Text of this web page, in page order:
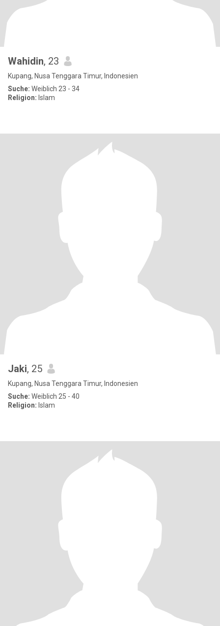
Wahidin, 23
Kupang, Nusa Tenggara Timur, Indonesien
Suche: Weiblich 23 - 34
Religion: Islam
Jaki, 25
Kupang, Nusa Tenggara Timur, Indonesien
Suche: Weiblich 25 - 40
Religion: Islam